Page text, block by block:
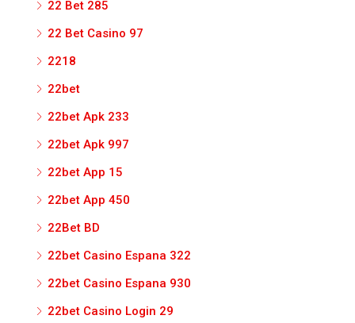
22 Bet 285
22 Bet Casino 97
2218
22bet
22bet Apk 233
22bet Apk 997
22bet App 15
22bet App 450
22Bet BD
22bet Casino Espana 322
22bet Casino Espana 930
22bet Casino Login 29